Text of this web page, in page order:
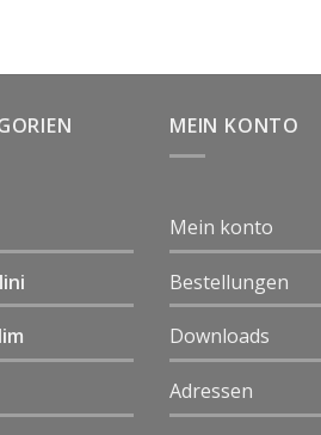
MEIN KONTO
Mein konto
Bestellungen
Downloads
Adressen